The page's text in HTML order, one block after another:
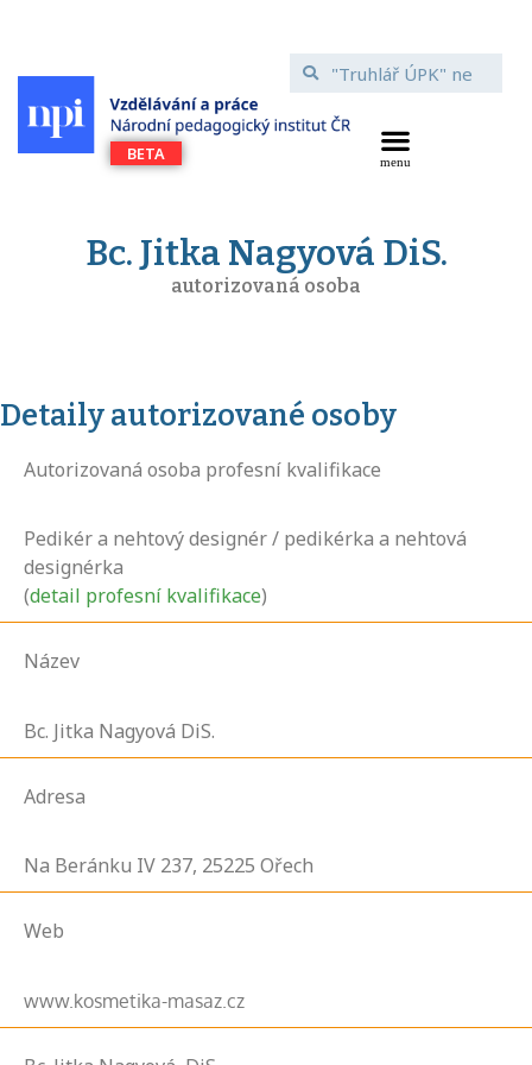
Bc. Jitka Nagyová DiS.
autorizovaná osoba
Detaily autorizované osoby
Autorizovaná osoba profesní kvalifikace
Pedikér a nehtový designér / pedikérka a nehtová
designérka
(detail profesní kvalifikace)
Název
Bc. Jitka Nagyová DiS.
Adresa
Na Beránku IV 237, 25225 Ořech
Web
www.kosmetika-masaz.cz